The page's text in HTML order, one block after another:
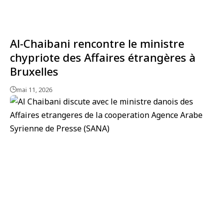
Al-Chaibani rencontre le ministre
chypriote des Affaires étrangères à
Bruxelles
mai 11, 2026